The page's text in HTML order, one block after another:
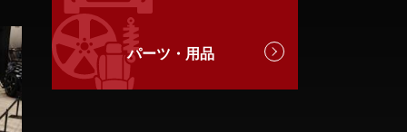
パーツ・用品